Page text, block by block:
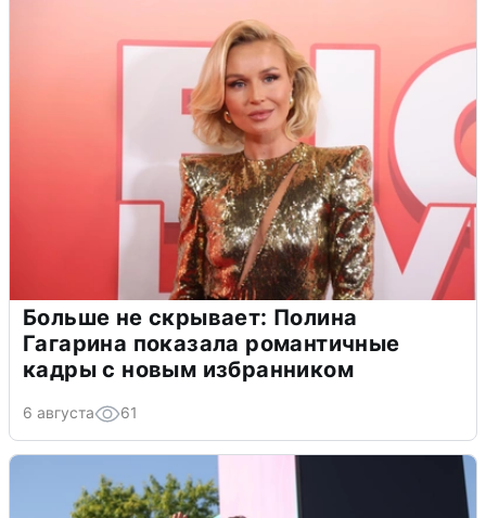
Больше не скрывает: Полина
Гагарина показала романтичные
кадры с новым избранником
6 августа 61